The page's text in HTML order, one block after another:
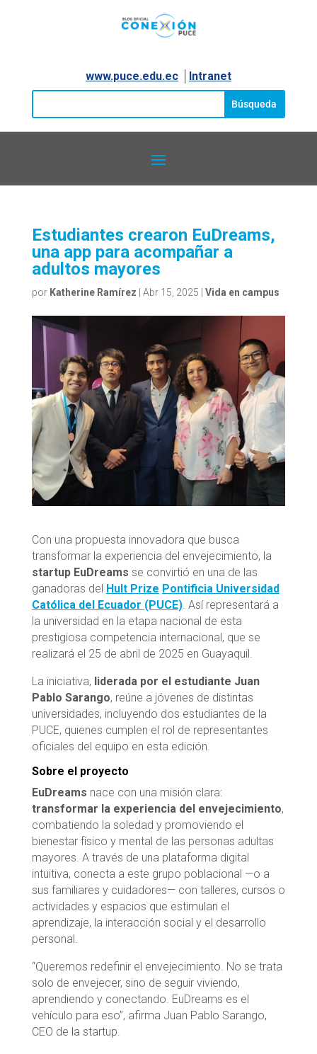
www.puce.edu.ec│ Intranet
Estudiantes crearon EuDreams,
una app para acompañar a
adultos mayores
por Katherine Ramírez Abr 15, 2025 Vida en campus
Con una propuesta innovadora que busca
transformar la experiencia del envejecimiento, la
startup EuDreams se convirtió en una de las
ganadoras del Hult Prize Pontificia Universidad
Católica del Ecuador (PUCE). Así representará a
la universidad en la etapa nacional de esta
prestigiosa competencia internacional, que se
realizará el 25 de abril de 2025 en Guayaquil.
La iniciativa, liderada por el estudiante Juan
Pablo Sarango, reúne a jóvenes de distintas
universidades, incluyendo dos estudiantes de la
PUCE, quienes cumplen el rol de representantes
oficiales del equipo en esta edición.
Sobre el proyecto
EuDreams nace con una misión clara:
transformar la experiencia del envejecimiento,
combatiendo la soledad y promoviendo el
bienestar físico y mental de las personas adultas
mayores. A través de una plataforma digital
intuitiva, conecta a este grupo poblacional —o a
sus familiares y cuidadores— con talleres, cursos o
actividades y espacios que estimulan el
aprendizaje, la interacción social y el desarrollo
personal.
“Queremos redefinir el envejecimiento. No se trata
solo de envejecer, sino de seguir viviendo,
aprendiendo y conectando. EuDreams es el
vehículo para eso”, afirma Juan Pablo Sarango,
CEO de la startup.